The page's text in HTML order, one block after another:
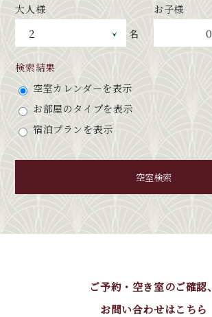
大人様
名
お子様
0
検索結果
空室カレンダーを表示
お部屋のタイプを表示
宿泊プランを表示
空室検索
ご予約・空き室のご確認、
お問い合わせはこちら